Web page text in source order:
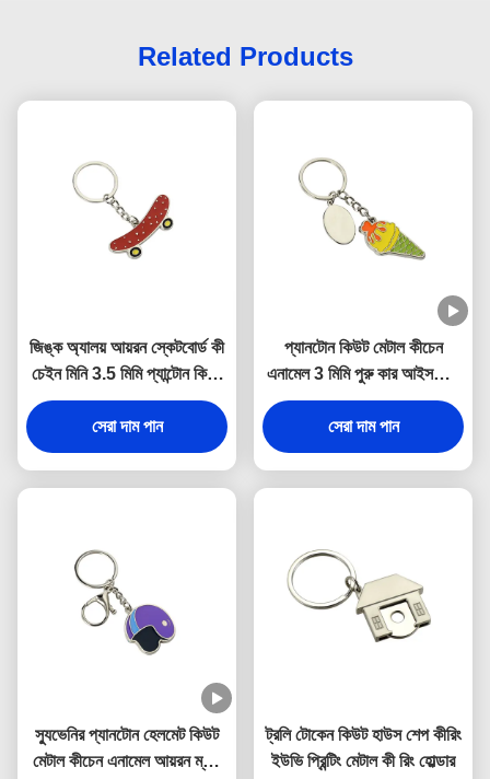
Related Products
জিঙ্ক অ্যালয় আয়রন স্কেটবোর্ড কী
চেইন মিনি 3.5 মিমি প্যান্টোন কিউট
স্যুভেনির উপহার
সেরা দাম পান
প্যানটোন কিউট মেটাল কীচেন
এনামেল 3 মিমি পুরু কার আইসক্রিম
কীচেন জিঙ্ক অ্যালয়
সেরা দাম পান
স্যুভেনির প্যানটোন হেলমেট কিউট
মেটাল কীচেন এনামেল আয়রন ম্যান
ট্রলি টোকেন কিউট হাউস শেপ কীরিং
ইউভি প্রিন্টিং মেটাল কী রিং হোল্ডার